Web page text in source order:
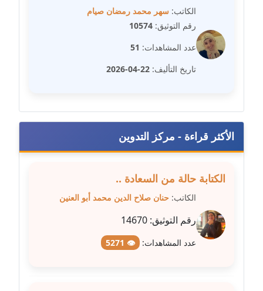
عاملة
مدونة عبير بسيوني
مدونة عبير عبد الرحيم (ماعت)
مدونة عبير عزاوي
مدونة عبير محمد
الكاتب: سهر محمد رمضان صيام
رقم التوثيق: 10574
عدد المشاهدات: 51
تاريخ التأليف: 22-04-2026
الأكثر قراءة - مركز التدوين
الكتابة حالة من السعادة ..
الكاتب: حنان صلاح الدين محمد أبو العنين
رقم التوثيق: 14670
عدد المشاهدات: 👁 5271